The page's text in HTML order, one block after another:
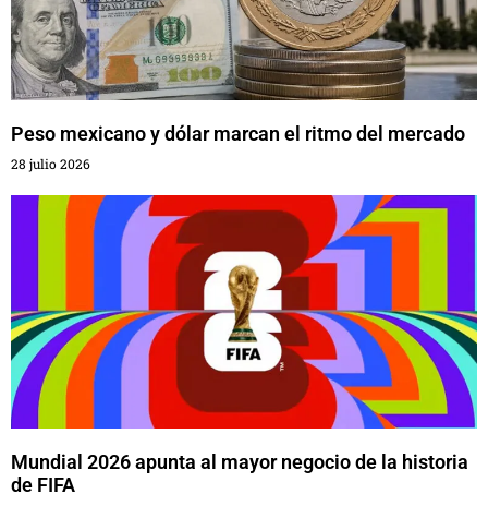
Peso mexicano y dólar marcan el ritmo del mercado
28 julio 2026
Mundial 2026 apunta al mayor negocio de la historia
de FIFA